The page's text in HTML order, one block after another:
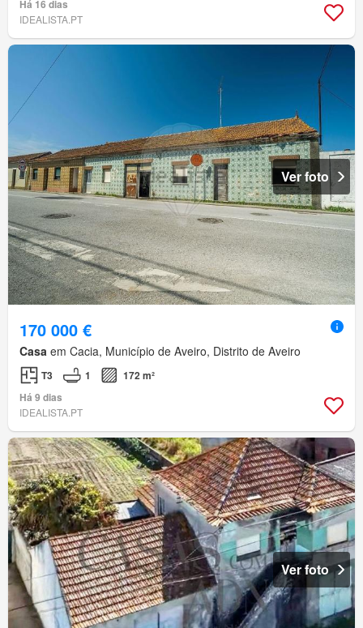
Há 16 dias
IDEALISTA.PT
Ver foto
170 000 €
Casa em Cacia, Município de Aveiro, Distrito de Aveiro
T3 1
172 m²
Há 9 dias
IDEALISTA.PT
Ver foto